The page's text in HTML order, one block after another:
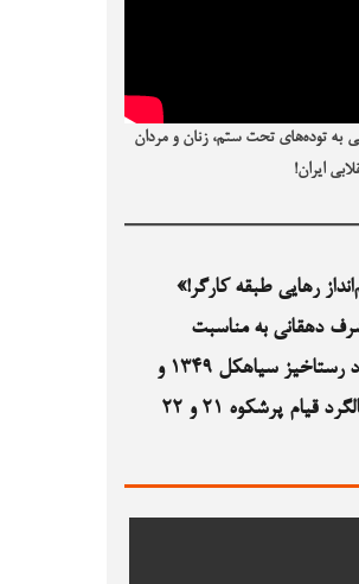
به توده‌های تحت ستم، زنان و مردان
ایران!
رهایی طبقه کارگر!»
دهقانی به مناسبت
پنجاهمین سالگرد رستاخیز سیاهکل ۱۳۴۹‏ و
چهل و دومین سالگرد قیام پرشکوه ۲۱ و ۲۲